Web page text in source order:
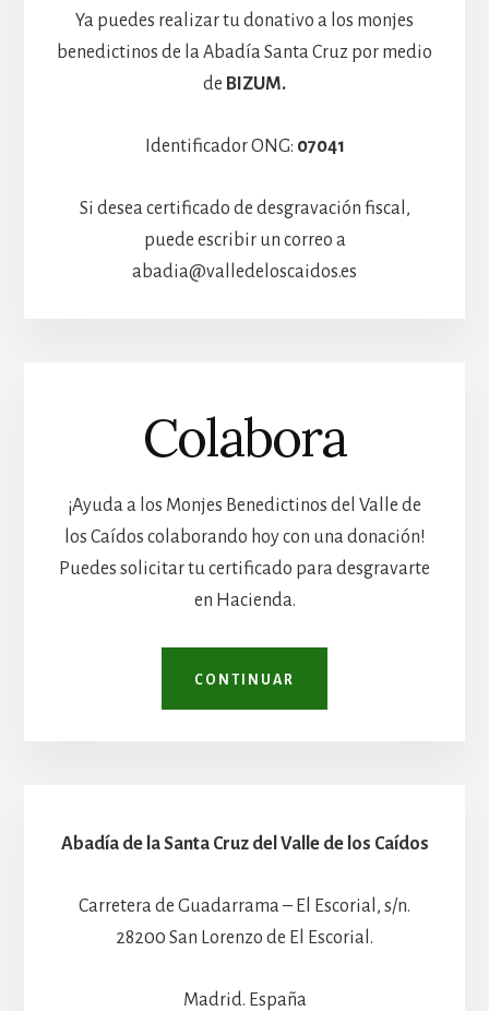
Ya puedes realizar tu donativo a los monjes
benedictinos de la Abadía Santa Cruz por medio
de BIZUM.
Identificador ONG: 07041
Si desea certificado de desgravación fiscal,
puede escribir un correo a
abadia@valledeloscaidos.es
Colabora
¡Ayuda a los Monjes Benedictinos del Valle de
los Caídos colaborando hoy con una donación!
Puedes solicitar tu certificado para desgravarte
en Hacienda.
CONTINUAR
Abadía de la Santa Cruz del Valle de los Caídos
Carretera de Guadarrama – El Escorial, s/n.
28200 San Lorenzo de El Escorial.
Madrid. España